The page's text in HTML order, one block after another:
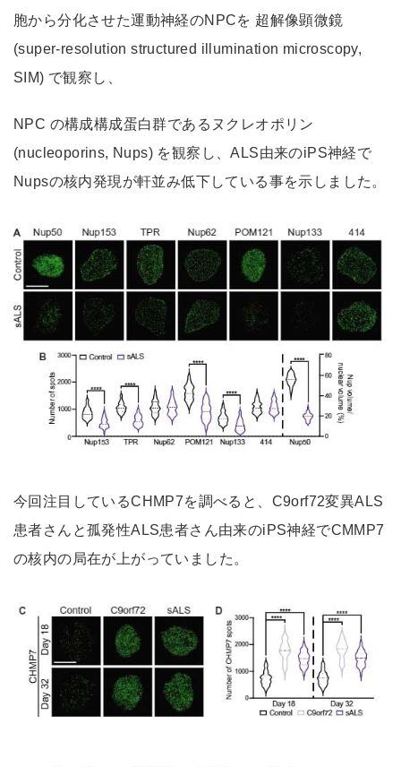
胞から分化させた運動神経のNPCを 超解像顕微鏡
(super-resolution structured illumination microscopy,
SIM) で観察し、
NPC の構成構成蛋白群であるヌクレオポリン
(nucleoporins, Nups) を観察し、ALS由来のiPS神経で
Nupsの核内発現が軒並み低下している事を示しました。
今回注目しているCHMP7を調べると、C9orf72変異ALS
患者さんと孤発性ALS患者さん由来のiPS神経でCMMP7
の核内の局在が上がっていました。